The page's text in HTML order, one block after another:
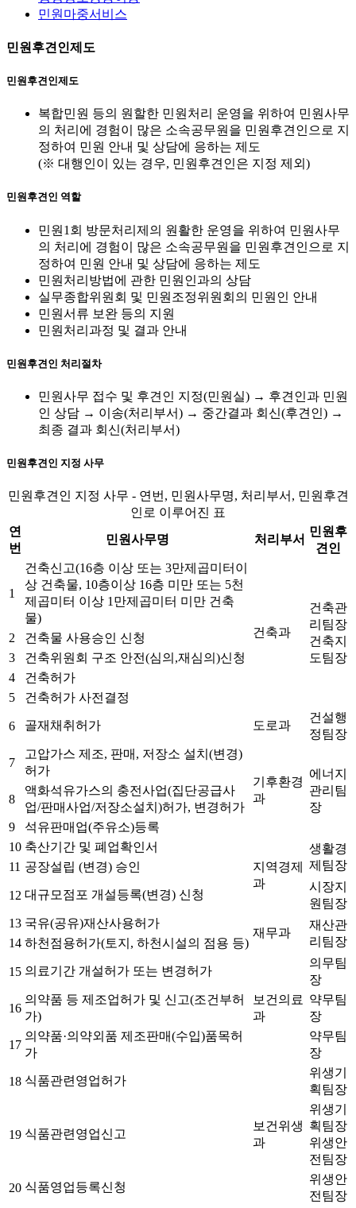
민원마중서비스
민원후견인제도
민원후견인제도
복합민원 등의 원할한 민원처리 운영을 위하여 민원사무
의 처리에 경험이 많은 소속공무원을 민원후견인으로 지
정하여 민원 안내 및 상담에 응하는 제도
(※ 대행인이 있는 경우, 민원후견인은 지정 제외)
민원후견인 역할
민원1회 방문처리제의 원활한 운영을 위하여 민원사무
의 처리에 경험이 많은 소속공무원을 민원후견인으로 지
정하여 민원 안내 및 상담에 응하는 제도
민원처리방법에 관한 민원인과의 상담
실무종합위원회 및 민원조정위원회의 민원인 안내
민원서류 보완 등의 지원
민원처리과정 및 결과 안내
민원후견인 처리절차
민원사무 접수 및 후견인 지정(민원실) → 후견인과 민원
인 상담 → 이송(처리부서) → 중간결과 회신(후견인) →
최종 결과 회신(처리부서)
민원후견인 지정 사무
민원후견인 지정 사무 - 연번, 민원사무명, 처리부서, 민원후견
인로 이루어진 표
연
번
민원사무명 처리부서
민원후
견인
1
건축신고(16층 이상 또는 3만제곱미터이
상 건축물, 10층이상 16층 미만 또는 5천
제곱미터 이상 1만제곱미터 미만 건축
물)
건축과
건축관
리팀장
건축지
도팀장
2
건축물 사용승인 신청
3
건축위원회 구조 안전(심의,재심의)신청
4
건축허가
5
건축허가 사전결정
6 골재채취허가 도로과
건설행
정팀장
7
고압가스 제조, 판매, 저장소 설치(변경)
허가
기후환경
과
에너지
관리팀
장
8
액화석유가스의 충전사업(집단공급사
업/판매사업/저장소설치)허가, 변경허가
9
석유판매업(주유소)등록
10 축산기간 및 폐업확인서
지역경제
과
생활경
제팀장
11 공장설립 (변경) 승인
12 대규모점포 개설등록(변경) 신청
시장지
원팀장
13 국유(공유)재산사용허가
재무과
재산관
리팀장
14 하천점용허가(토지, 하천시설의 점용 등)
15 의료기간 개설허가 또는 변경허가
보건의료
과
의무팀
장
16
의약품 등 제조업허가 및 신고(조건부허
가)
약무팀
장
17
의약품·의약외품 제조판매(수입)품목허
가
약무팀
장
18 식품관련영업허가
보건위생
과
위생기
획팀장
19 식품관련영업신고
위생기
획팀장
위생안
전팀장
20 식품영업등록신청
위생안
전팀장